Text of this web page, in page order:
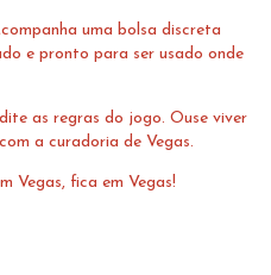
uma bolsa discreta
e pronto para ser usado onde
as regras do jogo. Ouse viver
a curadoria de Vegas.
Vegas, fica em Vegas!